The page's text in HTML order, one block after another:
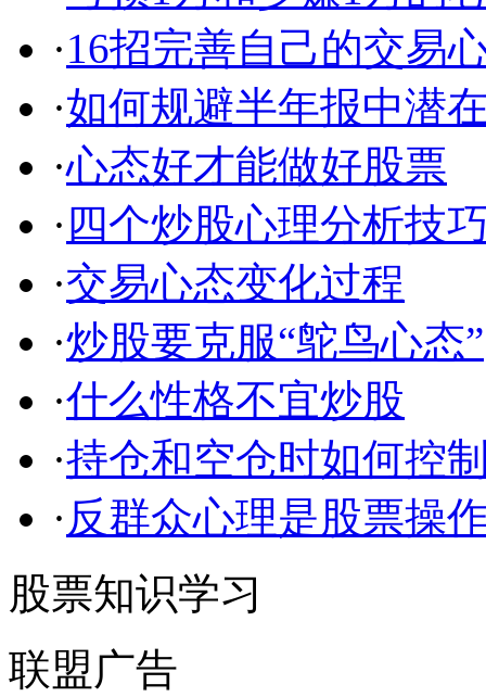
·16招完善自己的交易
·如何规避半年报中潜
·心态好才能做好股票
· 四个炒股心理分析技
·交易心态变化过程
·炒股要克服“鸵鸟心态”
·什么性格不宜炒股
·持仓和空仓时如何控
· 反群众心理是股票操
股票知识学习
联盟广告